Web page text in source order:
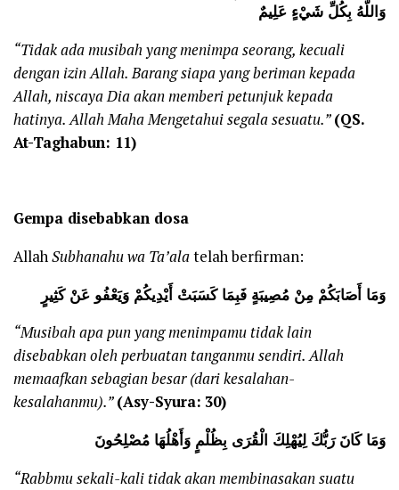
وَاللَّهُ بِكُلِّ شَيْءٍ عَلِيمٌ
“Tidak ada musibah yang menimpa seorang, kecuali
dengan izin Allah.Barang siapa yang beriman kepada
Allah, niscaya Dia akan memberi petunjuk kepada
hatinya. Allah Maha Mengetahui segala sesuatu.”(QS.
At-Taghabun: 11)
Gempa disebabkan dosa
AllahSubhanahu wa Ta’alatelah berfirman:
وَمَا أَصَابَكُمْ مِنْ مُصِيبَةٍ فَبِمَا كَسَبَتْ أَيْدِيكُمْ وَيَعْفُو عَنْ كَثِيرٍ
“Musibah apa pun yang menimpamu tidak lain
disebabkan oleh perbuatan tanganmu sendiri. Allah
memaafkan sebagian besar (dari kesalahan-
kesalahanmu).”(Asy-Syura: 30)
وَمَا كَانَ رَبُّكَ لِيُهْلِكَ الْقُرَى بِظُلْمٍ وَأَهْلُهَا مُصْلِحُونَ
“Rabbmu sekali-kali tidak akan membinasakan suatu